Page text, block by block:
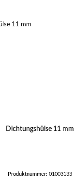
Dichtungshülse 11 mm
Produktnummer: 01003133